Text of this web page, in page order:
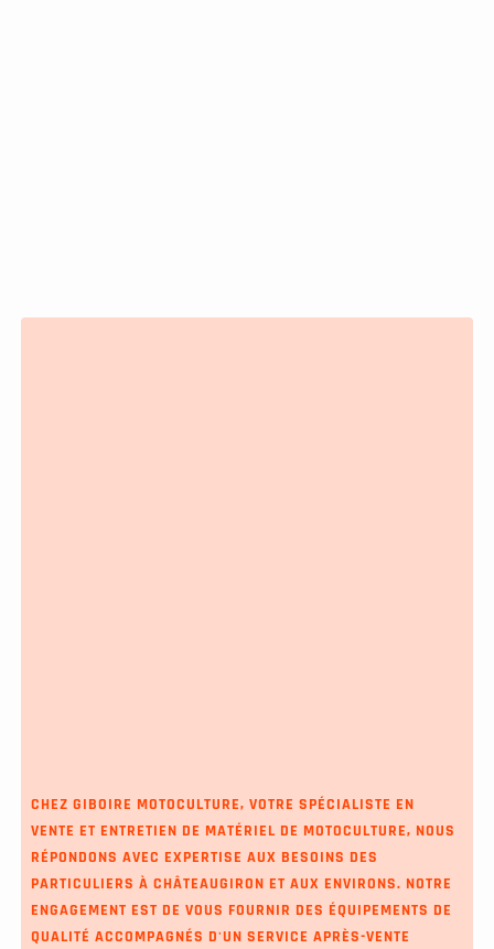
CHEZ GIBOIRE MOTOCULTURE, VOTRE SPÉCIALISTE EN
VENTE ET ENTRETIEN DE MATÉRIEL DE MOTOCULTURE, NOUS
RÉPONDONS AVEC EXPERTISE AUX BESOINS DES
PARTICULIERS À CHÂTEAUGIRON ET AUX ENVIRONS. NOTRE
ENGAGEMENT EST DE VOUS FOURNIR DES ÉQUIPEMENTS DE
QUALITÉ ACCOMPAGNÉS D'UN SERVICE APRÈS-VENTE